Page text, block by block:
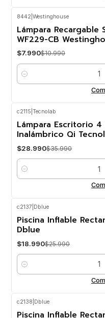
8442 Westinghouse
Lámpara Recargable
WF229-CB
$7.990$10.990
Cantidad
c2115 Tecnolab
Lámpara Escritorio 4
Inalámbrico Qi
$28.990$35.990
Cantidad
OFF
c2137 Dblue
Piscina Inflable
Dblue
$18.990$25.990
Cantidad
-24% OFF
c2138 Dblue
Piscina Inflable